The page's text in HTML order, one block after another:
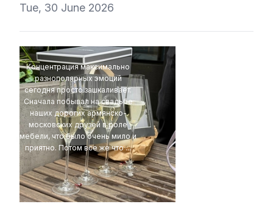
Tue, 30 June 2026
Концентрация максимально
разнополярных эмоций
сегодня просто зашкаливает.
Сначала побывал на свадьбе
наших дорогих армянско-
московских друзей в роле
мебели, что было очень мило и
приятно. Потом все же что ...
4Eki